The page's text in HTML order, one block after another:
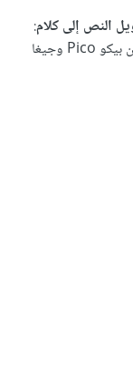
كلام:
سنتعلم في هذه الخطوة كيفية جعل الكائنين بيكو Pico وجيغا